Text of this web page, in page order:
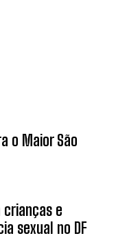
o Maior São
e
sexual no DF